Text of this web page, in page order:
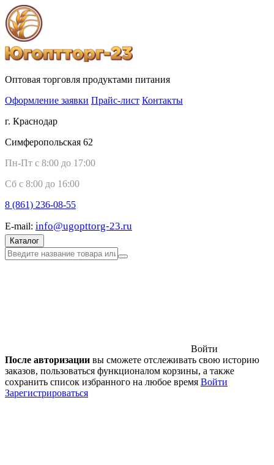
Оптовая торговля продуктами питания
Оформление заявки Прайс-лист Контакты
г. Краснодар
Симферопольская 62
Пн-Пт с 8:00 до 17:00
Сб с 8:00 до 16:00
8 (861) 236-08-55
E-mail: info@ugopttorg-23.ru
Каталог
Войти
После авторизации вы сможете отслеживать свою историю
заказов, пользоваться функционалом корзины, а также
сохранить список избранного на любое время Войти
Зарегистрироваться